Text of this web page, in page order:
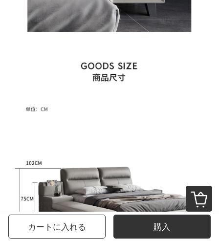
カートに入れる 購入